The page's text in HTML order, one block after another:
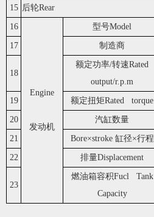
15 后轮Rear
16
Engine
发动机
型号Model
17 制造商
18
额定功率/转速Rated
output/r.p.m
19 额定扭矩Rated torque
20 汽缸数量
21 Bore×stroke 缸径×行程
22 排量Displacement
23
燃油箱容积Fucl Tank
Capacity